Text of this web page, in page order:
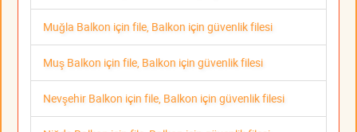
Muğla Balkon için file, Balkon için güvenlik filesi
Muş Balkon için file, Balkon için güvenlik filesi
Nevşehir Balkon için file, Balkon için güvenlik filesi